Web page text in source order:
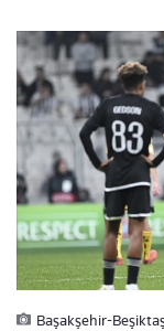
Başakşehir-